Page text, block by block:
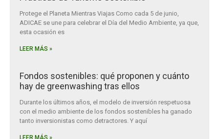
Protege el Planeta Mientras Viajas Como cada 5 de junio,
ADICAE se une para celebrar el Día del Medio Ambiente, ya que,
esta ocasión es
LEER MÁS »
Fondos sostenibles: qué proponen y cuánto
hay de greenwashing tras ellos
Durante los últimos años, el modelo de inversión respetuosa
con el medio ambiente de los fondos sostenibles ha ganado
tanto inversionistas como detractores. Y aquí
LEER MÁS »